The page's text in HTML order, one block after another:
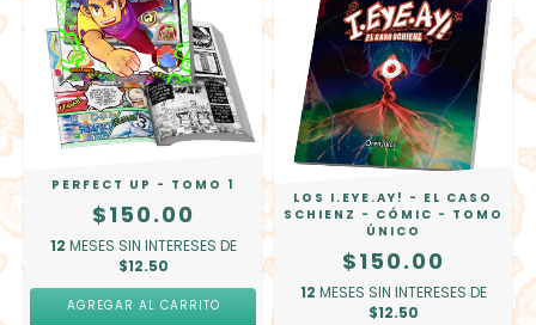
PERFECT UP - TOMO 1
$150.00
12 MESES SIN INTERESES DE
$12.50
LOS I.EYE.AY! - EL CASO
SCHIENZ - CÓMIC - TOMO
ÚNICO
$150.00
12 MESES SIN INTERESES DE
$12.50